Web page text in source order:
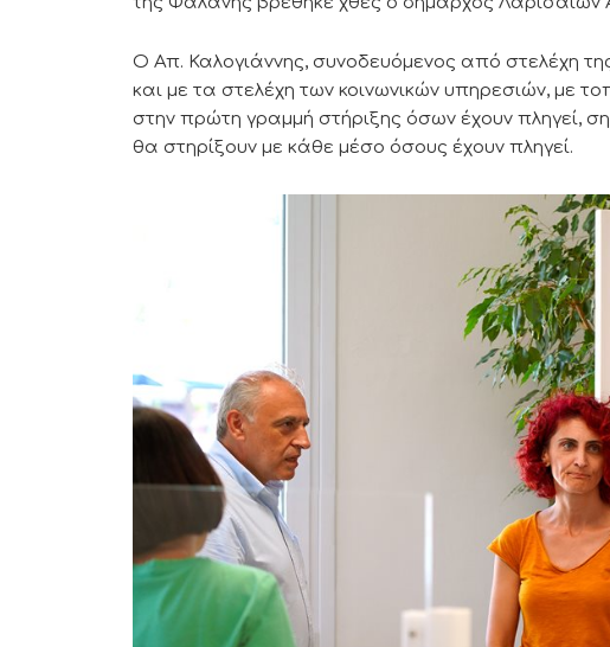
Ο Απ. Καλογιάννης, συνοδευόμενος από στελέχη
και με τα στελέχη των κοινωνικών υπηρεσιών, με
στην πρώτη γραμμή στήριξης όσων έχουν πληγεί,
θα στηρίξουν με κάθε μέσο όσους έχουν πληγεί.